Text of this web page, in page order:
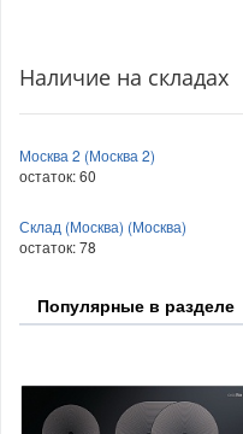
Наличие на складах
Москва 2 (Москва 2)
остаток:60
Склад (Москва) (Москва)
остаток:78
Популярные в разделе